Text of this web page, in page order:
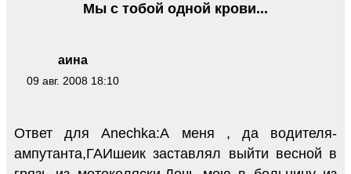
аина
09 авг. 2008 18:10
Мы с тобой одной крови...
Ответ для Anechka:А меня , да водителя-
ампутанта,ГАИшеик заставлял выйти весной в